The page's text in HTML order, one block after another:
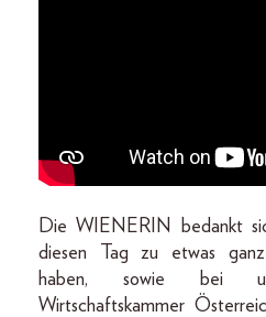
Die WIENERIN bedankt
diesen Tag zu etwas
haben, sowie bei
Wirtschaftskammer